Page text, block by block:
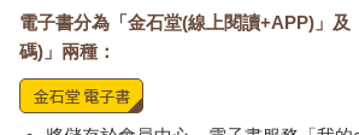
電子書分為「金石堂(線上閱讀+APP)」及
碼)」兩種：